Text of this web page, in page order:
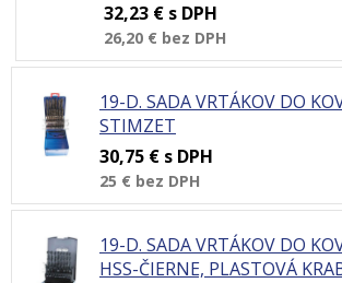
32,23 € s DPH
26,20 € bez DPH
19-D. SADA VRTÁKOV DO
STIMZET
30,75 € s DPH
25 € bez DPH
19-D. SADA VRTÁKOV DO
HSS-ČIERNE, PLASTOVÁ